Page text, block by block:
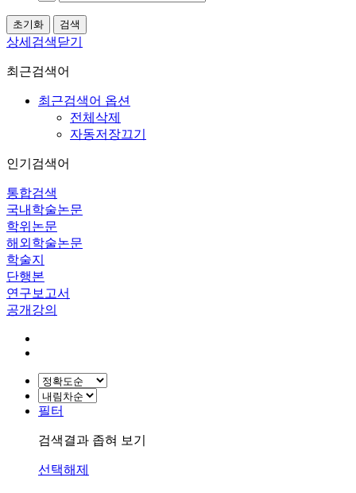
상세검색닫기
최근검색어
최근검색어 옵션
전체삭제
자동저장끄기
인기검색어
통합검색
국내학술논문
학위논문
해외학술논문
학술지
단행본
연구보고서
공개강의
필터
검색결과 좁혀 보기
선택해제